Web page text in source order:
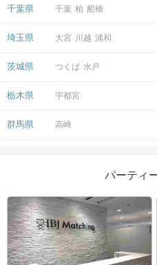
「承諾」をするとアフターマッ
銀座ラウ
銀座駅
〒104-
東京都
千葉県 千葉 柏 船橋
埼玉県 大宮 川越 浦和
茨城県 つくば 水戸
栃木県 宇都宮
群馬県 高崎
パーティ